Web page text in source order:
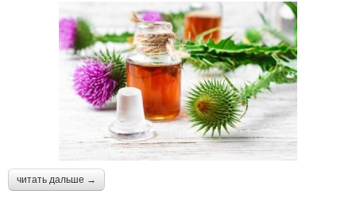
читать дальше →